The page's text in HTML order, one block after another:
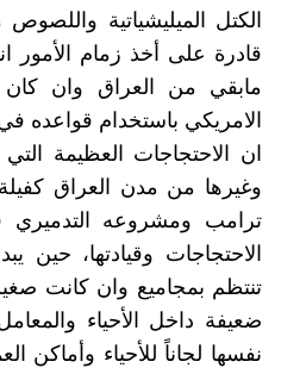
الكتل الميليشياتية
قادرة على أخذ زمام الأمور
مابقي من العراق وان كان
الامريكي باستخدام قواعده
ان الاحتجاجات العظيمة التي
وغيرها من مدن العراق
ترامب ومشروعه التدميري
الاحتجاجات وقيادتها،
تنتظم بمجاميع وان كانت
ضعيفة داخل الأحياء
نفسها لجاناً للأحياء